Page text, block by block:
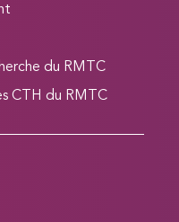
du RMTC
CTH du RMTC